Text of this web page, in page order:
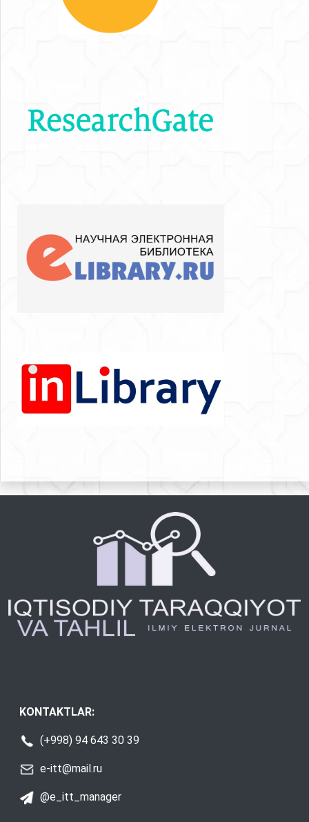
KONTAKTLAR:
(+998) 94 643 30 39
e-itt@mail.ru
@e_itt_manager